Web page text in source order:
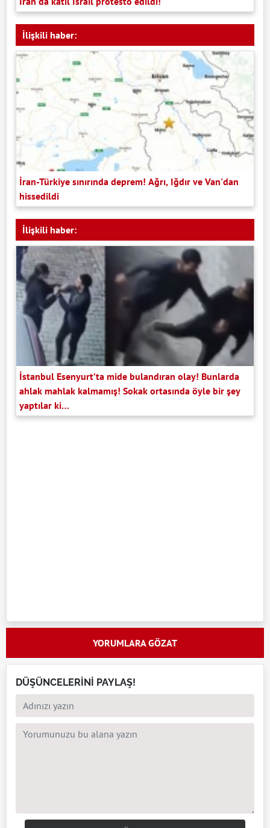
İlişkili haber:
İran-Türkiye sınırında deprem! Ağrı, Iğdır ve Van'dan
hissedildi
İlişkili haber:
İstanbul Esenyurt’ta mide bulandıran olay! Bunlarda
ahlak mahlak kalmamış! Sokak ortasında öyle bir şey
yaptılar ki…
YORUMLARA GÖZAT
DÜŞÜNCELERİNİ PAYLAŞ!